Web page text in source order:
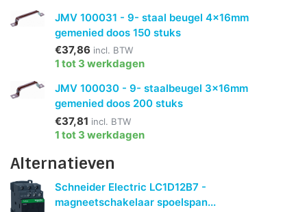
JMV 100031 - 9- staal beugel 4x16mm
gemenied doos 150 stuks
€37,86 incl. BTW
1 tot 3 werkdagen
JMV 100030 - 9- staalbeugel 3x16mm
gemenied doos 200 stuks
€37,81 incl. BTW
1 tot 3 werkdagen
Alternatieven
Schneider Electric LC1D12B7 -
magneetschakelaar spoelspan...